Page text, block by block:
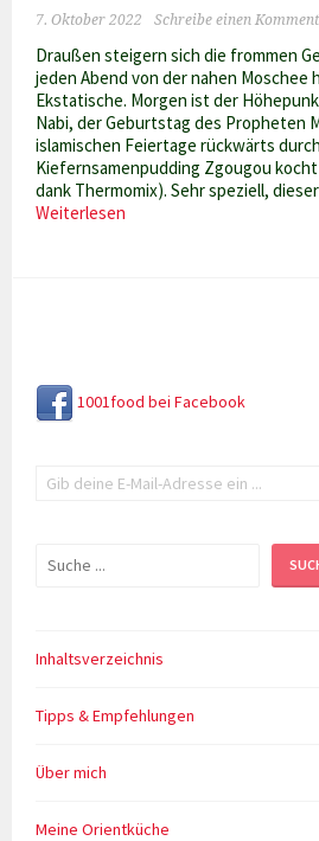
7. Oktober 2022 Schreibe einen
Draußen steigern sich die frommen
jeden Abend von der nahen Moschee
Ekstatische. Morgen ist der
Nabi, der Geburtstag des Propheten
islamischen Feiertage rückwärts
Kiefernsamenpudding Zgougou
dank Thermomix). Sehr speziell,
Weiterlesen
1001food bei Facebook
Suchen
Inhaltsverzeichnis
Tipps & Empfehlungen
Über mich
Meine Orientküche